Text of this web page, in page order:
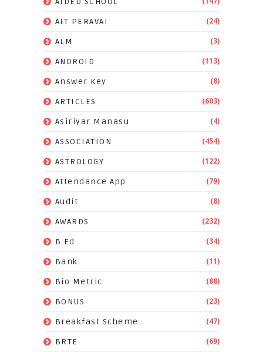
AIT PERAVAI (24)
ALM (3)
ANDROID (113)
Answer Key (8)
ARTICLES (603)
Asiriyar Manasu (4)
ASSOCIATION (454)
ASTROLOGY (122)
Attendance App (79)
Audit (8)
AWARDS (232)
B.Ed (34)
Bank (11)
Bio Metric (88)
BONUS (23)
Breakfast Scheme (47)
BRTE (69)